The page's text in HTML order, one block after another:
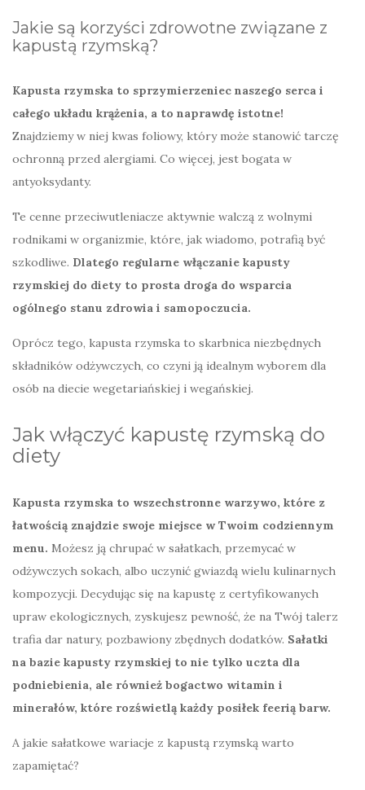
Jakie są korzyści zdrowotne związane z
kapustą rzymską?
Kapusta rzymska to sprzymierzeniec naszego serca i
całego układu krążenia, a to naprawdę istotne!
Znajdziemy w niej kwas foliowy, który może stanowić tarczę
ochronną przed alergiami. Co więcej, jest bogata w
antyoksydanty.
Te cenne przeciwutleniacze aktywnie walczą z wolnymi
rodnikami w organizmie, które, jak wiadomo, potrafią być
szkodliwe. Dlatego regularne włączanie kapusty
rzymskiej do diety to prosta droga do wsparcia
ogólnego stanu zdrowia i samopoczucia.
Oprócz tego, kapusta rzymska to skarbnica niezbędnych
składników odżywczych, co czyni ją idealnym wyborem dla
osób na diecie wegetariańskiej i wegańskiej.
Jak włączyć kapustę rzymską do
diety
Kapusta rzymska to wszechstronne warzywo, które z
łatwością znajdzie swoje miejsce w Twoim codziennym
menu. Możesz ją chrupać w sałatkach, przemycać w
odżywczych sokach, albo uczynić gwiazdą wielu kulinarnych
kompozycji. Decydując się na kapustę z certyfikowanych
upraw ekologicznych, zyskujesz pewność, że na Twój talerz
trafia dar natury, pozbawiony zbędnych dodatków. Sałatki
na bazie kapusty rzymskiej to nie tylko uczta dla
podniebienia, ale również bogactwo witamin i
minerałów, które rozświetlą każdy posiłek feerią barw.
A jakie sałatkowe wariacje z kapustą rzymską warto
zapamiętać?